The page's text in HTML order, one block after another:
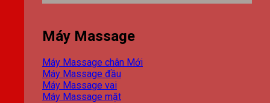
Máy Massage
Máy Massage chân
Máy Massage đầu
Máy Massage vai
Máy Massage mặt